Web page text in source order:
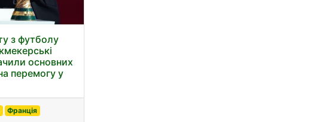
з футболу
основних
перемогу у
Франція